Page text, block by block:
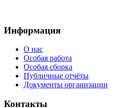
Информация
О нас
Особая работа
Особая сборка
Публичные отчёты
Документы организации
Контакты